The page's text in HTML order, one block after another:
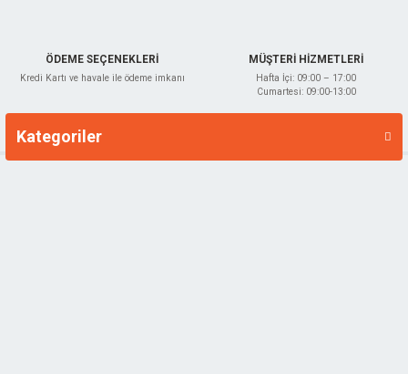
ÖDEME SEÇENEKLERİ
Kredi Kartı ve havale ile ödeme imkanı
MÜŞTERİ HİZMETLERİ
Hafta İçi: 09:00 – 17:00
Cumartesi: 09:00-13:00
Kategoriler
Markalar